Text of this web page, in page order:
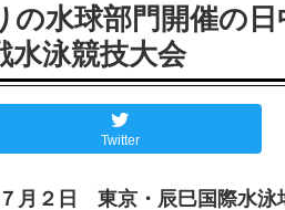
の水球部門開催の
水泳競技大会
Twitter
月２日 東京・辰巳国際水泳